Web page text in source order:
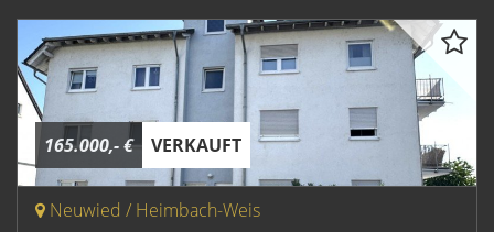
165.000,- € VERKAUFT
Neuwied / Heimbach-Weis